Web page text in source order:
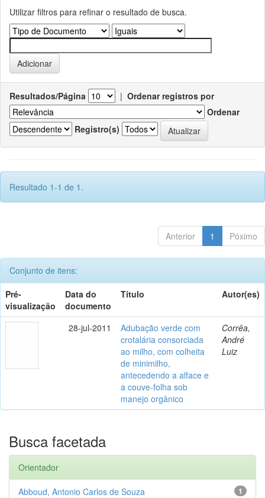
Utilizar filtros para refinar o resultado de busca.
Resultados/Página | Ordenar registros por
Ordenar
Registro(s)
Resultado 1-1 de 1.
Anterior 1 Póximo
Conjunto de itens:
Pré-
visualização
Data do
documento
Título Autor(es)
28-jul-2011
Adubação verde com
crotalária consorciada
ao milho, com colheita
de minimilho,
antecedendo a alface e
a couve-folha sob
manejo orgânico
Corrêa,
André
Luiz
Busca facetada
Orientador
1
Abboud, Antonio Carlos de Souza